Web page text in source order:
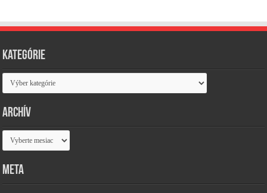
Kategórie
Kategórie
Archív
Archív
Meta